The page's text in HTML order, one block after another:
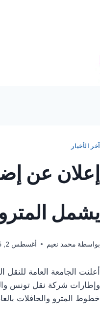
آخر الأخبار
إعلان عن
يشمل
بواسطة محمد نعيم أغسطس 2, 2025
أعلنت الجامعة العامة
خطوط المترو والحافلات